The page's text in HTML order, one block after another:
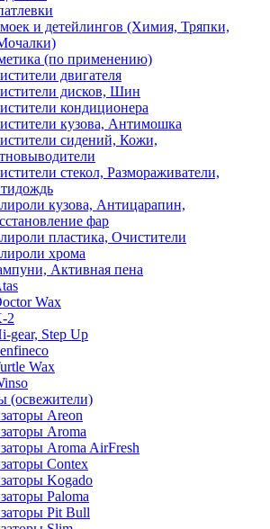
и детейлингов (Химия, Тряпки,
(по применению)
двигателя
дисков, Шин
кондиционера
кузова, Антимошка
сидений, Кожи,
стекол, Размораживатели,
кузова, Антицарапин,
фар
пластика, Очистители
хрома
Активная пена
Wax
2
gear, Step Up
Wax
(освежители)
Areon
Aroma
Aroma AirFresh
Contex
Kogado
Paloma
Pit Bull